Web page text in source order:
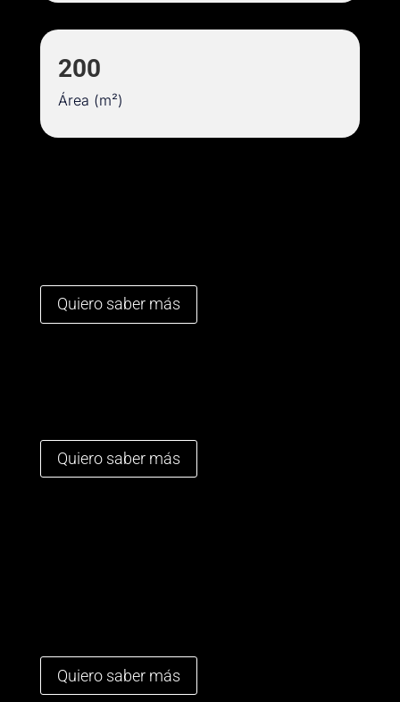
200
Área (m²)
Quiero saber más
Quiero saber más
Quiero saber más